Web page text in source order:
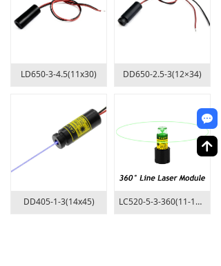
LD650-3-4.5(11x30) DD650-2.5-3(12×34)
DD405-1-3(14x45) LC520-5-3-360(11-16x36)
끁
녕